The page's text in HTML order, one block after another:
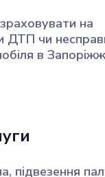
на
ДТП чи
в
підвезення